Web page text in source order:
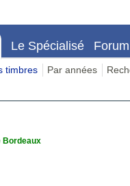
Le Spécialisé Forum
timbres Par années
Bordeaux